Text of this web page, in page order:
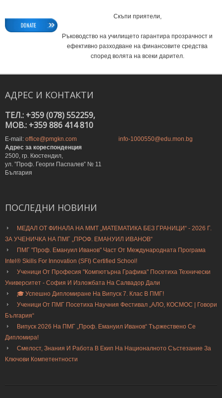
Скъпи приятели,
Ръководство на училището гарантира прозрачност и
ефективно разходване на финансовите средства
според волята на всеки дарител.
АДРЕС И КОНТАКТИ
ТЕЛ.: +359 (078) 552259,
MOB.: +359 886 414 810
E-mail: office@pmgkn.com
info-1000550@edu.mon.bg
Адрес за кореспонденция
2500, гр. Кюстендил,
ул. ”Проф. Георги Паспалев” № 11
България
ПОСЛЕДНИ НОВИНИ
МЕДАЛ ОТ ФИНАЛА НА ММТ „МАТЕМАТИКА БЕЗ ГРАНИЦИ“ - 2026 Г.
ЗА УЧЕНИЧКА НА ПМГ „ПРОФ. ЕМАНУИЛ ИВАНОВ“
ПМГ "Проф. Емануил Иванов" Част От Международната Програма
Intel® Skills For Innovation (SFI) Certified School!
Ученици От Професия "Компютърна Графика" Посетиха Технически
Университет - София И Изложбата На Салвадор Дали
🎓 Успешно Дипломиране На Випуск 7. Клас В ПМГ!
Ученици От ПМГ Посетиха Научния Фестивал „АЛО, КОСМОС | Говори
България“
Випуск 2026 На ПМГ „Проф. Емануил Иванов“ Тържествено Се
Дипломира!
Смелост, Знания И Работа В Екип На Националното Състезание За
Ключови Компетентности